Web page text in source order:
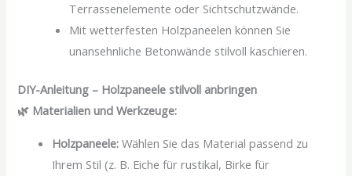
Terrassenelemente oder Sichtschutzwände.
Mit wetterfesten Holzpaneelen können Sie
unansehnliche Betonwände stilvoll kaschieren.
DIY-Anleitung – Holzpaneele stilvoll anbringen
🌿 Materialien und Werkzeuge:
Holzpaneele: Wählen Sie das Material passend zu
Ihrem Stil (z. B. Eiche für rustikal, Birke für